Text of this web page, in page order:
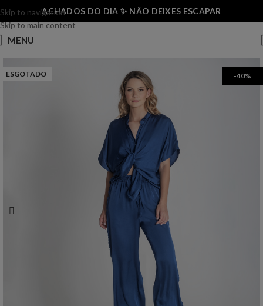
Skip to navigation
Skip to main content
ACHADOS DO DIA ✨ NÃO DEIXES ESCAPAR
MENU
ESGOTADO -40%